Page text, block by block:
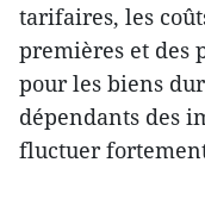
tarifaires, les
premières et des
pour les biens
dépendants des
fluctuer